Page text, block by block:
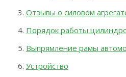
Отзывы о силовом
Порядок работы
Выпрямление рамы
Устройство